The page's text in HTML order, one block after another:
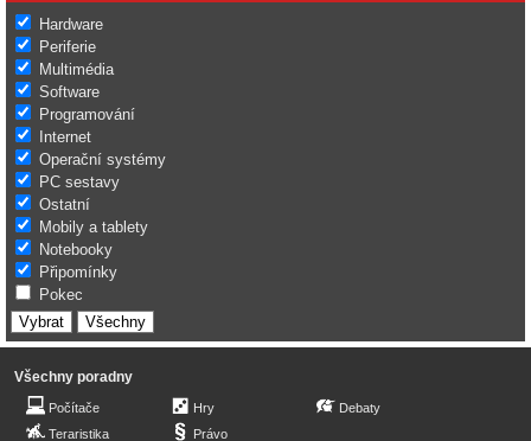
Hardware
Periferie
Multimédia
Software
Programování
Internet
Operační systémy
PC sestavy
Ostatní
Mobily a tablety
Notebooky
Připomínky
Pokec
Všechny poradny
Počítače
Teraristika
Hry
Právo
Debaty